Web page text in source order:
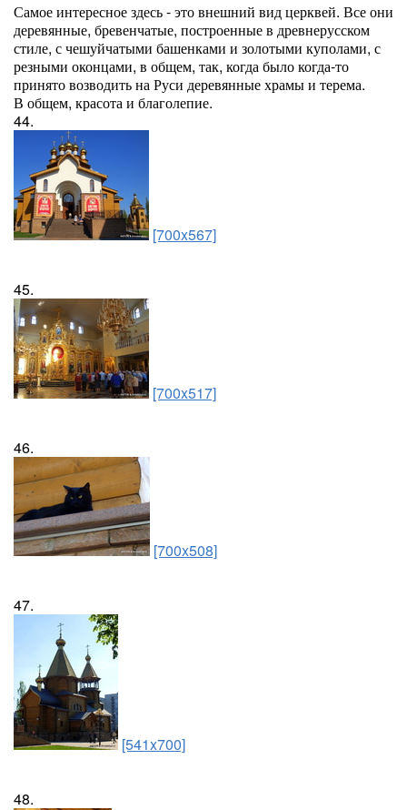
Самое интересное здесь - это внешний вид церквей. Все они
деревянные, бревенчатые, построенные в древнерусском
стиле, с чешуйчатыми башенками и золотыми куполами, с
резными оконцами, в общем, так, когда было когда-то
принято возводить на Руси деревянные храмы и терема.
В общем, красота и благолепие.
44.
[700x567]
45.
[700x517]
46.
[700x508]
47.
[541x700]
48.